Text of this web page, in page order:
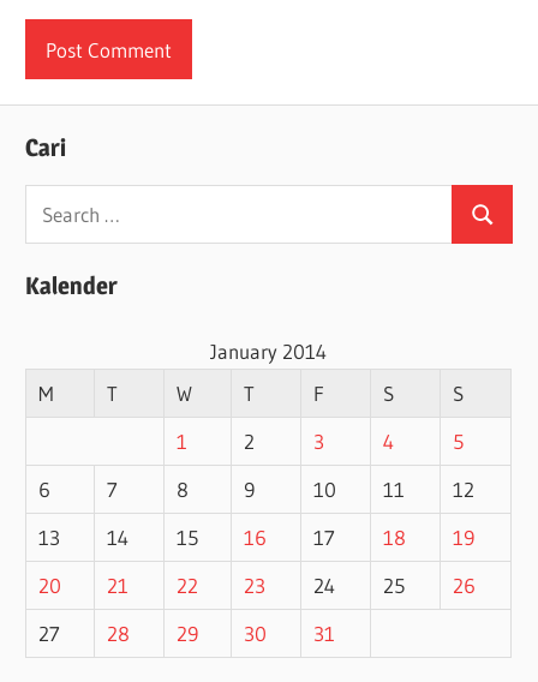
Cari
Search
for:
Search
Kalender
January 2014
M
T W T F S
S
1
2 3 4
5
6
7 8 9 10 11
12
13
14 15 16 17 18
19
20
21 22 23 24 25
26
27
28 29 30 31